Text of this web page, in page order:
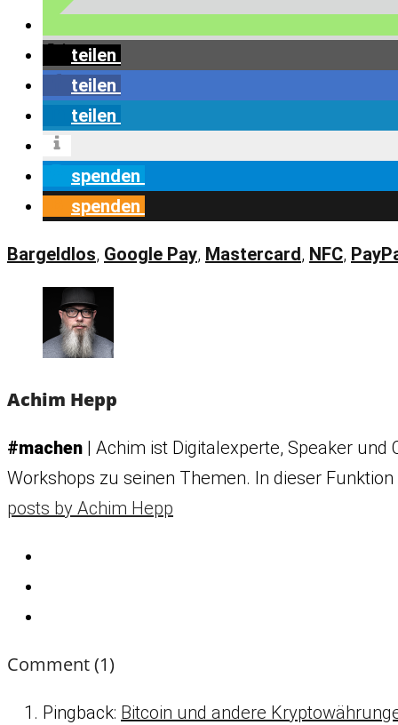
teilen
teilen
teilen
spenden
spenden
Bargeldlos, Google Pay, Mastercard, NFC,
Achim Hepp
#machen | Achim ist Digitalexperte, Speaker
Workshops zu seinen Themen. In dieser
posts by Achim Hepp
Comment(1)
Pingback: Bitcoin und andere